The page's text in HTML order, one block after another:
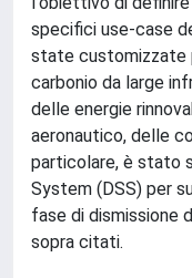
specifici use-case
state customizzate
carbonio da large
delle energie
aeronautico, delle
particolare, è stato
System (DSS) per
fase di dismissione
sopra citati.